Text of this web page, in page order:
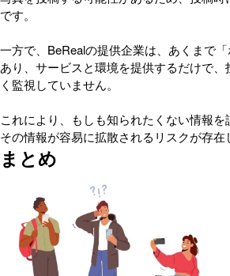
です。
一方で、BeRealの提供企業は、あくまで
あり、サービスと環境を提供するだけで、
く監視していません。
これにより、もしも知られたくない情報を
その情報が容易に拡散されるリスクが存在
まとめ